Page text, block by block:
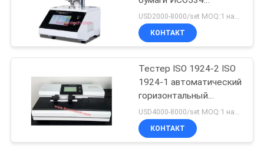
ИСО3034
КОНТАКТ
Тестер ISO 1924-2 ISO
1924-1 автоматический
горизонтальный
растяжимый для
салфетки
КОНТАКТ